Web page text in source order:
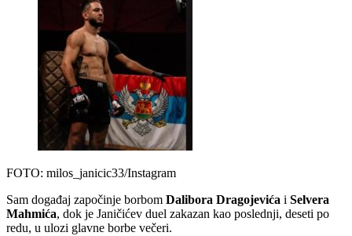
FOTO: milos_janicic33/Instagram
Sam događaj započinje borbom Dalibora Dragojevića i Selvera
Mahmića, dok je Janičićev duel zakazan kao poslednji, deseti po
redu, u ulozi glavne borbe večeri.